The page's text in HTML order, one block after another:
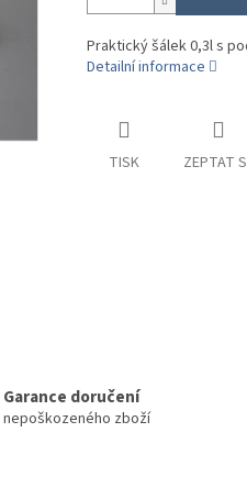
Praktický šálek 0,3l s
Detailní informace
TISK ZEPTAT
Garance doručení
nepoškozeného zboží